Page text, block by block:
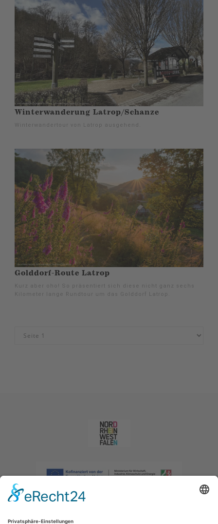
Winterwanderung Latrop/Schanze
Winterwandertour von Latrop ausgehend.
Golddorf-Route Latrop
Kurz aber oho! So präsentiert sich diese nicht ganz sechs
Kilometer lange Rundtour um das Golddorf Latrop.